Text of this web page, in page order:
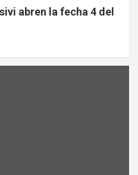
abren la fecha 4 del